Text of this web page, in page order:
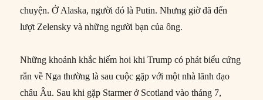
chuyện. Ở Alaska, người đó là Putin. Nhưng giờ đã đến
lượt Zelensky và những người bạn của ông.
Những khoảnh khắc hiếm hoi khi Trump có phát biểu cứng
rắn về Nga thường là sau cuộc gặp với một nhà lãnh đạo
châu Âu. Sau khi gặp Starmer ở Scotland vào tháng 7,